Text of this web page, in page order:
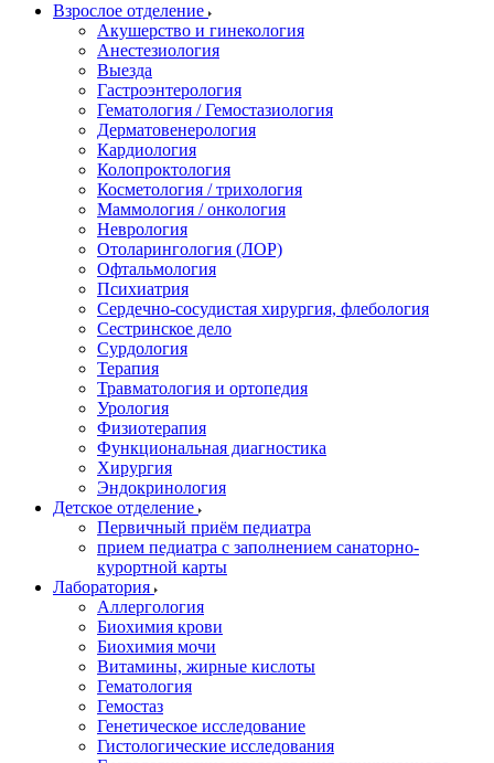
Взрослое отделение
Акушерство и гинекология
Анестезиология
Выезда
Гастроэнтерология
Гематология / Гемостазиология
Дерматовенерология
Кардиология
Колопроктология
Косметология / трихология
Маммология / онкология
Неврология
Отоларингология (ЛОР)
Офтальмология
Психиатрия
Сердечно-сосудистая хирургия, флебология
Сестринское дело
Сурдология
Терапия
Травматология и ортопедия
Урология
Физиотерапия
Функциональная диагностика
Хирургия
Эндокринология
Детское отделение
Первичный приём педиатра
прием педиатра с заполнением санаторно-
курортной карты
Лаборатория
Аллергология
Биохимия крови
Биохимия мочи
Витамины, жирные кислоты
Гематология
Гемостаз
Генетическое исследование
Гистологические исследования